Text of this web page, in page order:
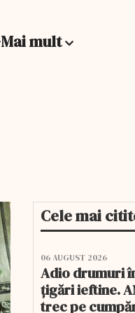
Mai mult
Cele mai
06 AUGUST 2026
Adio drumuri
țigări ieftine.
trec pe